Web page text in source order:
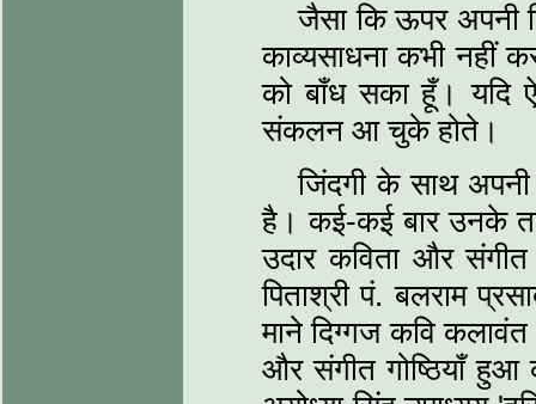
जैसा कि ऊपर अपनी
काव्‍यसाधना कभी नहीं
को बाँध सका हूँ। यदि
संकलन आ चुके होते।
जिंदगी के साथ अपनी
है। कई-कई बार उनके
उदार कविता और
पिताश्री पं. बलराम
माने दिग्‍गज कवि
और संगीत गोष्ठियाँ हुआ